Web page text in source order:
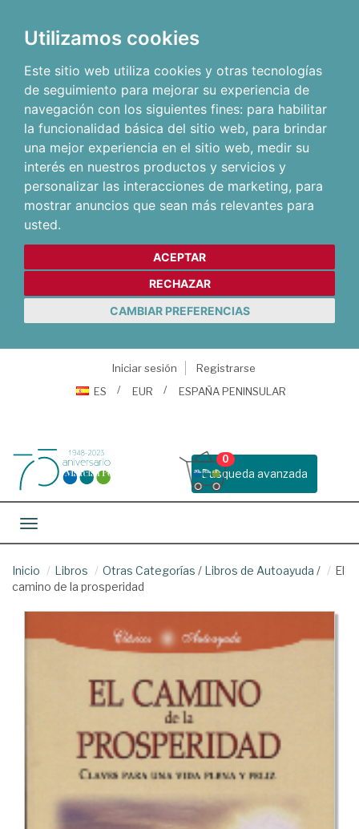
Utilizamos cookies
Este sitio web utiliza cookies y otras tecnologías
de seguimiento para mejorar su experiencia de
navegación con los siguientes fines: para habilitar
la funcionalidad básica del sitio web, para brindar
una mejor experiencia en el sitio web, medir su
interés en nuestros productos y servicios y
personalizar las interacciones de marketing, para
mostrar anuncios que sean más relevantes para
usted.
ACEPTAR
RECHAZAR
CAMBIAR PREFERENCIAS
Iniciar sesión
Registrarse
ES
EUR ESPAÑA PENINSULAR
Busqueda avanzada
0
Toggle navigation
Inicio Libros Otras Categorías / Libros de Autoayuda /
El
camino de la prosperidad